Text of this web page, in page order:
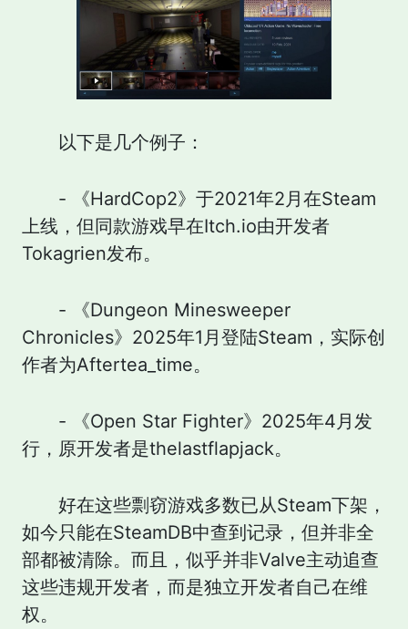
以下是几个例子：
- 《HardCop2》于2021年2月在Steam
上线，但同款游戏早在Itch.io由开发者
Tokagrien发布。
- 《Dungeon Minesweeper
Chronicles》2025年1月登陆Steam，实际创
作者为Aftertea_time。
- 《Open Star Fighter》2025年4月发
行，原开发者是thelastflapjack。
好在这些剽窃游戏多数已从Steam下架，
如今只能在SteamDB中查到记录，但并非全
部都被清除。而且，似乎并非Valve主动追查
这些违规开发者，而是独立开发者自己在维
权。